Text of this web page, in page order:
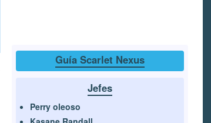
Guía Scarlet Nexus
Jefes
Perry oleoso